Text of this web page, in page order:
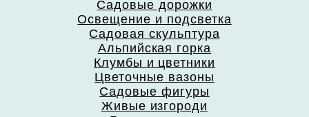
Садовые дорожки
Освещение и подсветка
Садовая скульптура
Альпийская горка
Клумбы и цветники
Цветочные вазоны
Садовые фигуры
Живые изгороди